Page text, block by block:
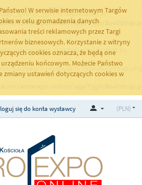
is deprecated in
sacroexpo.online/app/Tygh/
information - headers already sent by
sacroexpo.online/app/Tygh/
sacroexpo.online/app/Tygh/
W serwisie internetowym Targów
w celu gromadzenia danych
treści reklamowych przez Targi
biznesowych. Korzystanie z witryny
cookies oznacza, że będą one
końcowym. Możecie Państwo
zmiany ustawień dotyczących cookies w
(PLN)
się do konta wystawcy